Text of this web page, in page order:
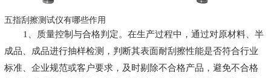
五指刮擦测试仪有哪些作用
1、质量控制与合格判定。在生产过程中，通过对原材料、半
成品、成品进行抽样检测，判断其表面耐刮擦性能是否符合行业
标准、企业规范或客户要求，及时剔除不合格产品，避免不合格